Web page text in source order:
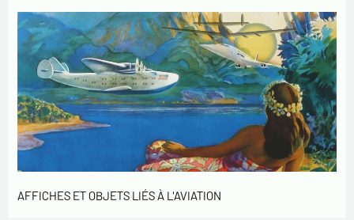
échange commercial.
En cochant cette case, j'accepte de recevoir des
Lettres d'information de votre part concernant
votre activités.
* champs obligatoires
Envoyer
AFFICHES ET OBJETS LIÉS À L'AVIATION